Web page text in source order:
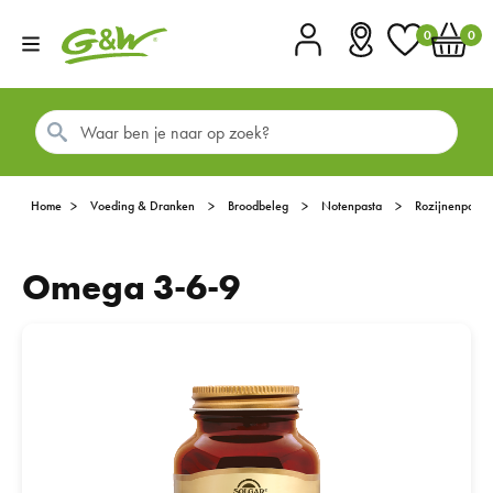
0 0
Home Voeding & Dranken Broodbeleg Notenpasta Rozijnenpasta
Omega 3-6-9